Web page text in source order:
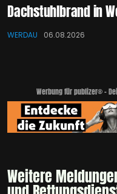
Dachstuhlbrand in
WERDAU 06.08.2026
Werbung für publizer® -
Weitere